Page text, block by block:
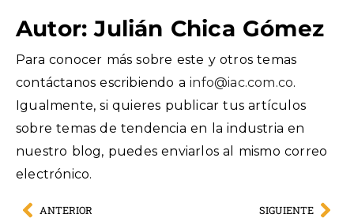
Autor: Julián Chica Gómez
Para conocer más sobre este y otros temas
contáctanos escribiendo ainfo@iac.com.co.
Igualmente, si quieres publicar tus artículos
sobre temas de tendencia en la industria en
nuestro blog, puedes enviarlos al mismo correo
electrónico.
ANTERIOR SIGUIENTE